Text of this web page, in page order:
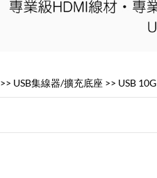
>> USB集線器/擴充底座 >> USB 10G